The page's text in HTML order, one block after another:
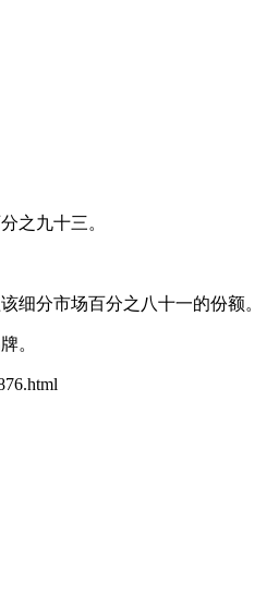
之九十三。
细分市场百分之八十一的份额。
。